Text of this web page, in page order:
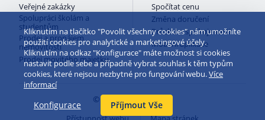
Veřejné zakázky
Spolupráci školám a
studentům
Prodej a pronájem
nemovitostí
Prodej movitého majetku
Spočítat cenu
Změna doručení
Průzkum spokojenosti
Mobilní aplikace
© 2026 Česká pošta
Kliknutím na tlačítko "Povolit všechny cookies" nám umožníte
použití cookies pro analytické a marketingové účely.
Kliknutím na odkaz "Konfigurace" máte možnost si cookies
nastavit podle sebe a případně vybrat souhlas k těm typům
cookies, které nejsou nezbytné pro fungování webu.Více
informací
Konfigurace Příjmout Vše